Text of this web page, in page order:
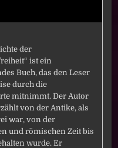
der
ist ein
Buch, das den Leser
durch die
mitnimmt. Der Autor
von der Antike, als
war, von der
und römischen Zeit bis
wurde. Er